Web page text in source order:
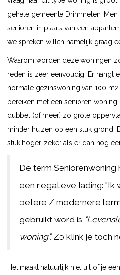
gehele gemeente Drimmelen. Men
senioren in plaats van een
we spreken willen namelijk graag
Waarom worden deze woningen
reden is zeer eenvoudig: Er hangt
normale gezinswoning van 100
bereiken met een senioren
dubbel (of meer) zo grote
minder huizen op een stuk grond.
stuk hoger, zeker als er dan nog
De term
een negatieve lading: "Ik
betere / modernere
gebruikt word is
woning". Zo klink je toch
Het maakt natuurlijk niet uit of je